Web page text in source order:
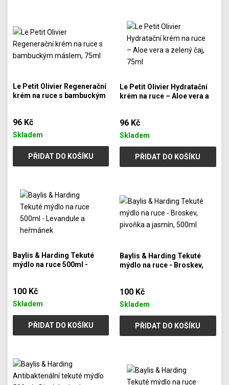
Le Petit Olivier Regenerační
krém na ruce s bambuckým
96 Kč
Skladem
PŘIDAT DO KOŠÍKU
Le Petit Olivier Hydratační
krém na ruce – Aloe vera a
96 Kč
Skladem
PŘIDAT DO KOŠÍKU
Baylis & Harding Tekuté
mýdlo na ruce 500ml -
100 Kč
Skladem
PŘIDAT DO KOŠÍKU
Baylis & Harding Tekuté
mýdlo na ruce - Broskev,
100 Kč
Skladem
PŘIDAT DO KOŠÍKU